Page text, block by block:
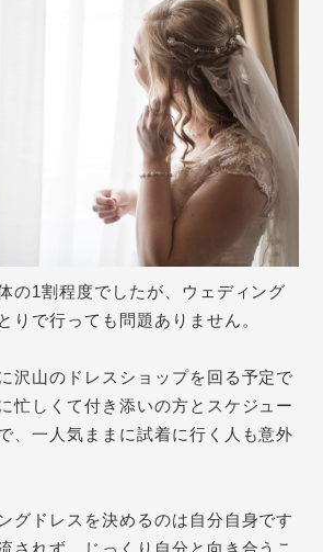
の1割程度でしたが、 ウェディング
りで行っても問題ありません。
沢山のドレスショップを回る予定で
忙しくて付き添いの方とスケジュー
、一人気ままに試着に行く人も意外
グドレスを決めるのは自分自身です